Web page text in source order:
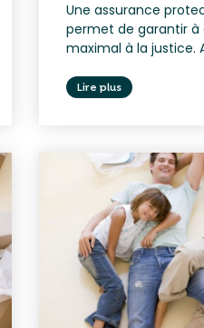
Une assurance
permet de garantir
maximal à la justice.
Lire plus